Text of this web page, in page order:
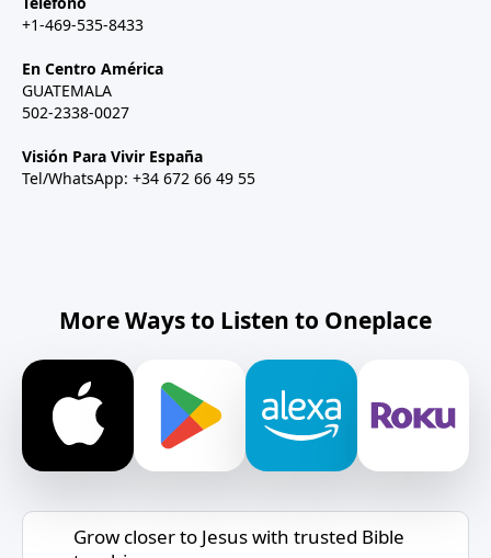
+1-469-535-8433
En Centro América
GUATEMALA
502-2338-0027
Visión Para Vivir España
Tel/WhatsApp: +34 672 66 49 55
More Ways to Listen to Oneplace
Grow closer to Jesus with trusted Bible